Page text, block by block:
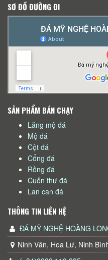
SƠ ĐỒ ĐƯỜNG ĐI
SẢN PHẨM BÁN CHẠY
Lăng mộ đá
Mộ đá
Cột đá
Cổng đá
Rồng đá
Cuốn thư đá
Lan can đá
THÔNG TIN LIÊN HỆ
ĐÁ MỸ NGHỆ HOÀNG
Ninh Vân, Hoa Lư, Ninh